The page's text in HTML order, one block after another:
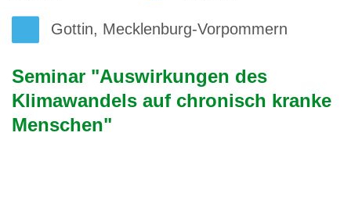
Gottin, Mecklenburg-Vorpommern
Seminar "Auswirkungen des
Klimawandels auf chronisch kranke
Menschen"